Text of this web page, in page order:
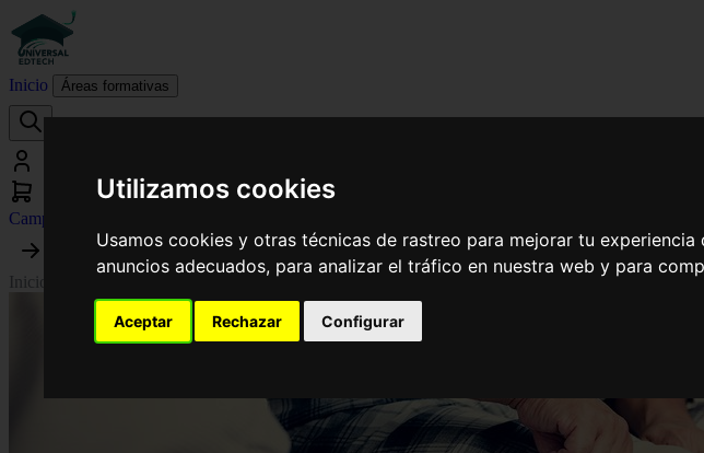
Utilizamos cookies
Usamos cookies y otras técnicas de rastreo para mejorar tu
anuncios adecuados, para analizar el tráfico en nuestra web y para
Aceptar Rechazar Configurar
Inicio Áreas formativas
Campus virtual
Inicio Curso Universitario de Especialización en Lesiones de Rodilla